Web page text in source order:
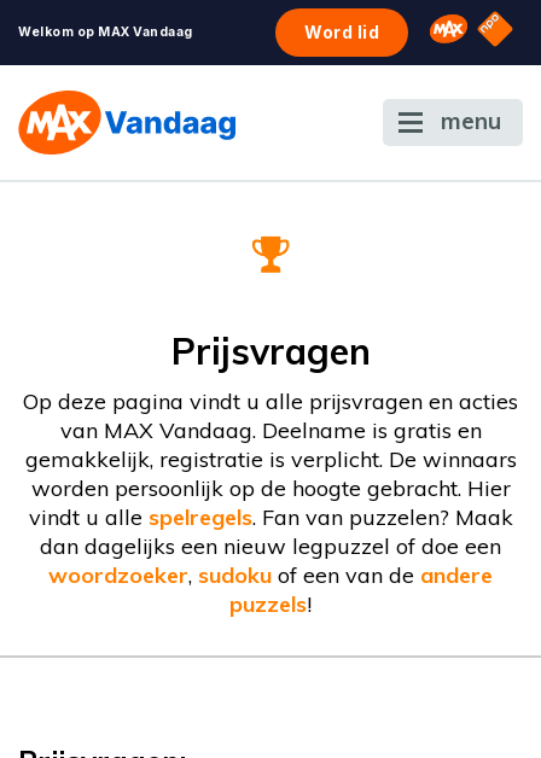
Welkom op MAX Vandaag Word lid Omroep
NPO
menu
Prijsvragen
Op deze pagina vindt u alle prijsvragen en acties
van MAX Vandaag. Deelname is gratis en
gemakkelijk, registratie is verplicht. De winnaars
worden persoonlijk op de hoogte gebracht. Hier
vindt u alle spelregels. Fan van puzzelen? Maak
dan dagelijks een nieuw legpuzzel of doe een
woordzoeker, sudoku of een van de andere
puzzels!